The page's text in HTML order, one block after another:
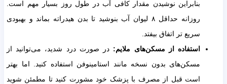
بنابراین نوشیدن مقدار کافی آب در طول روز بسیار مهم است.
روزانه حداقل ۸ لیوان آب بنوشید تا بدن هیدراته بماند و بهبودی
سریع تر اتفاق بیفتد.
استفاده از مسکن‌های ملایم: در صورت درد شدید، می‌توانید از
مسکن‌های بدون نسخه مانند استامینوفن استفاده کنید. اما بهتر
است قبل از مصرف با پزشک خود مشورت کنید تا مطمئن شوید